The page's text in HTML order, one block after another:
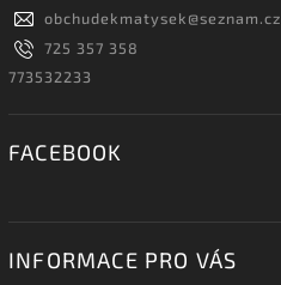
obchudekmatysek@seznam.cz
725 357 358
773532233
FACEBOOK
INFORMACE PRO VÁS